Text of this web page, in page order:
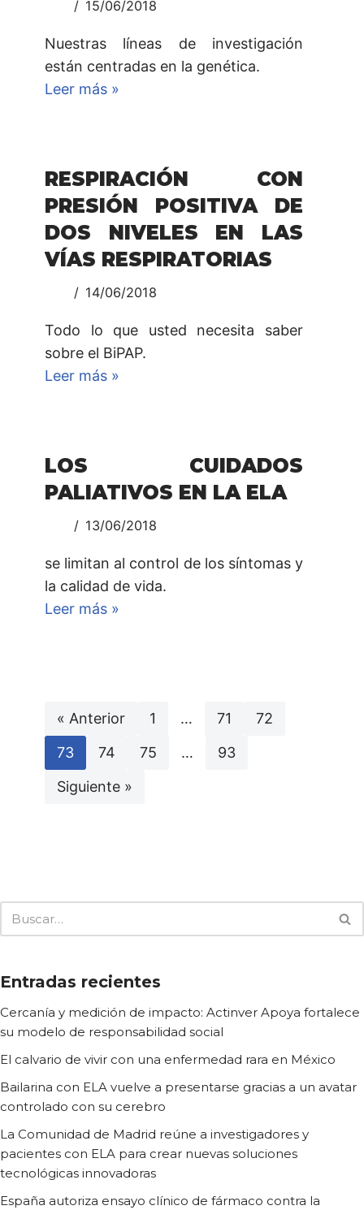
15/06/2018
Nuestras líneas de investigación
están centradas en la genética.
Leer más »
RESPIRACIÓN CON
PRESIÓN POSITIVA DE
DOS NIVELES EN LAS
VÍAS RESPIRATORIAS
14/06/2018
Todo lo que usted necesita saber
sobre el BiPAP.
Leer más »
LOS CUIDADOS
PALIATIVOS EN LA ELA
13/06/2018
se limitan al control de los síntomas y
la calidad de vida.
Leer más »
« Anterior 1 … 71
72
73
74 75 …
93
Siguiente »
Entradas recientes
Cercanía y medición de impacto: Actinver Apoya fortalece
su modelo de responsabilidad social
El calvario de vivir con una enfermedad rara en México
Bailarina con ELA vuelve a presentarse gracias a un avatar
controlado con su cerebro
La Comunidad de Madrid reúne a investigadores y
pacientes con ELA para crear nuevas soluciones
tecnológicas innovadoras
España autoriza ensayo clínico de fármaco contra la